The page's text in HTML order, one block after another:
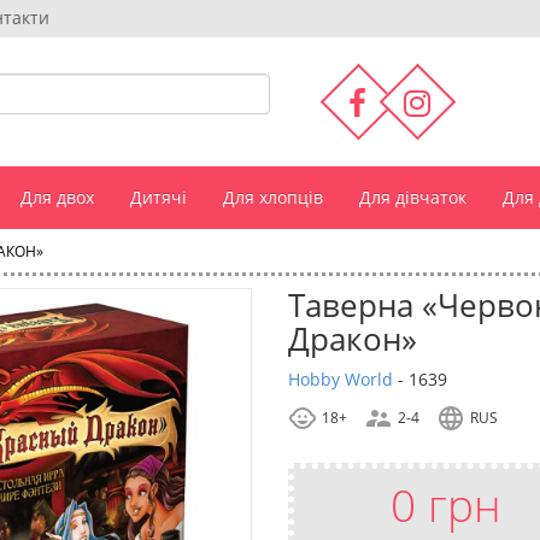
Для двох Дитячі Для хлопців Для дівчаток Для
Таверна
Дракон»
Hobby World - 1639
18+ 2-4 RUS
0 грн